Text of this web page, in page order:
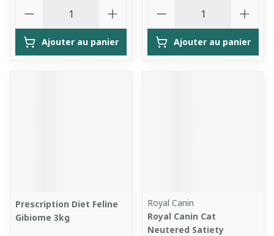
Ajouter au panier Ajouter au panier
Prescription Diet Feline
Gibiome 3kg
Royal Canin
Royal Canin Cat
Neutered Satiety